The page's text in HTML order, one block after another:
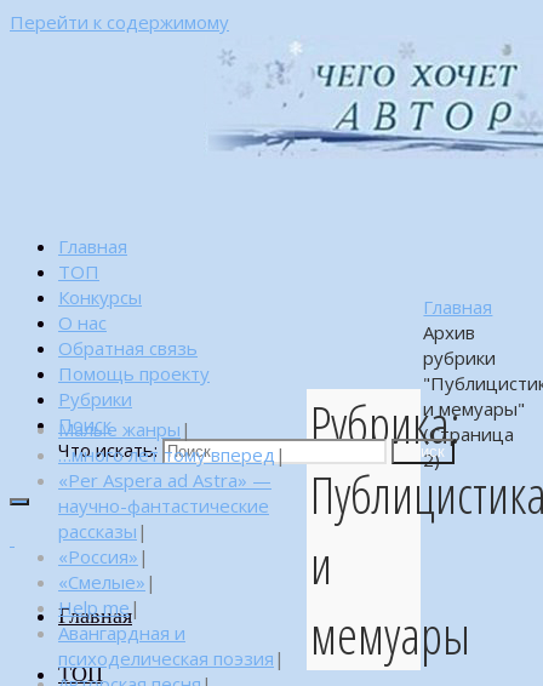
Перейти к содержимому
Главная
ТОП
Конкурсы
О нас
Обратная связь
Помощь проекту
Рубрики
Поиск
Что искать:
Поиск
Главная
ТОП
Главная
Архив
рубрики
и мемуары"
(Страница
2)
Рубрика:
и
мемуары
Малые жанры |
…много лет тому вперед |
«Per Aspera ad Astra» —
научно-фантастические
рассказы |
«Россия» |
«Смелые» |
Help me|
Авангардная и
психоделическая поэзия |